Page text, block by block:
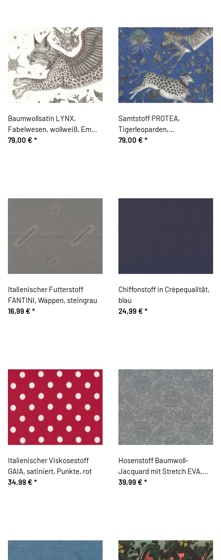
Baumwollsatin LYNX,
Fabelwesen, wollweiß, Emma
Shipley
79,00 € *
Samtstoff PROTEA,
Tigerleoparden,
ultramarinblau, Emma Shipley
79,00 € *
Italienischer Futterstoff
FANTINI, Wappen, steingrau
16,99 € *
Chiffonstoff in Crépequalität,
blau
24,99 € *
Italienischer Viskosestoff
GAIA, satiniert, Punkte, rot
34,99 € *
Hosenstoff Baumwoll-
Jacquard mit Stretch EVA,
Rosen, grau
39,99 € *